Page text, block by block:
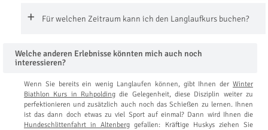
Für welchen Zeitraum kann ich den Langlaufkurs buchen?
Welche anderen Erlebnisse könnten mich auch noch
interessieren?
Wenn Sie bereits ein wenig Langlaufen können, gibt Ihnen der Winter
Biathlon Kurs in Ruhpolding die Gelegenheit, diese Disziplin weiter zu
perfektionieren und zusätzlich auch noch das Schießen zu lernen. Ihnen
ist das dann doch etwas zu viel Sport auf einmal? Dann wird Ihnen die
Hundeschlittenfahrt in Altenberg gefallen: Kräftige Huskys ziehen Sie